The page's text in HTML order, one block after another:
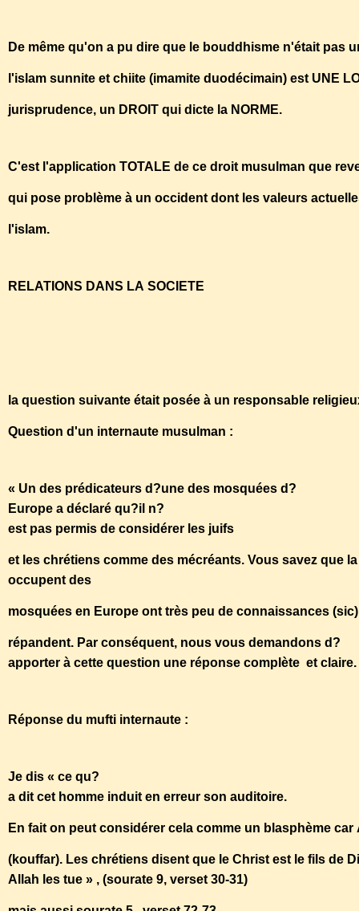
De même qu'on a pu dire que le bouddhisme n'était
l'islam sunnite et chiite (imamite duodécimain) est UNE
jurisprudence, un DROIT qui dicte la NORME.
C'est l'application TOTALE de ce droit musulman que
qui pose problème à un occident dont les valeurs
l'islam.
RELATIONS DANS LA SOCIETE
la question suivante était posée à un responsable
Question d'un internaute musulman :
« Un des prédicateurs d?une des mosquées d?
Europe a déclaré qu?il n?
est pas permis de considérer les juifs
et les chrétiens comme des mécréants. Vous savez que
occupent des
mosquées en Europe ont très peu de connaissances
répandent. Par conséquent, nous vous demandons d?
apporter à cette question une réponse complète et claire.
Réponse du mufti internaute :
Je dis « ce qu?
a dit cet homme induit en erreur son auditoire.
En fait on peut considérer cela comme un blasphème
(kouffar). Les chrétiens disent que le Christ est le fils de
Allah les tue » , (sourate 9, verset 30-31)